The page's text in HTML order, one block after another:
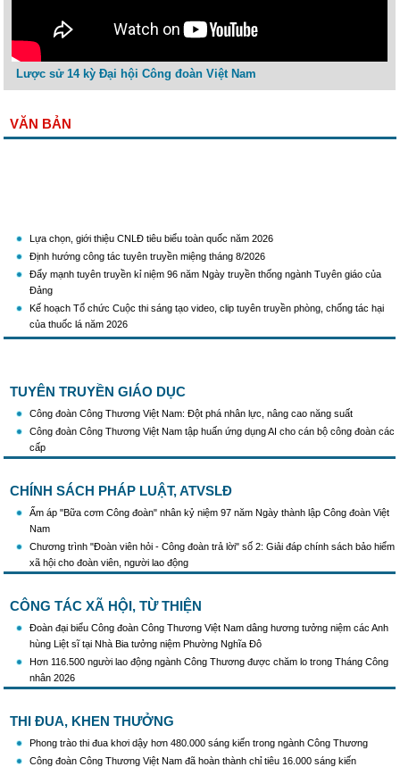
Lược sử 14 kỳ Đại hội Công đoàn Việt Nam
VĂN BẢN
Lựa chọn, giới thiệu CNLĐ tiêu biểu toàn quốc năm 2026
Định hướng công tác tuyên truyền miệng tháng 8/2026
Đẩy mạnh tuyên truyền kỉ niệm 96 năm Ngày truyền thống ngành Tuyên giáo của
Đảng
Kế hoạch Tổ chức Cuộc thi sáng tạo video, clip tuyên truyền phòng, chống tác hại
của thuốc lá năm 2026
KH Triển khai Ch/tr hành động của CĐCTVN thực hiện Chỉ thị số 58/CT-TW ngày
tình hình mới"
Triển khai thực hiện Hướng dẫn số 28/HD-BTGDVTW về xác định, lựa chọn ngày
truyền thống, ngày thành lập, ngày tái lập sau sắp xếp tổ chức bộ máy của hệ thống
chính trị
Triển khai truyền thông "Chiến dịch 500 ngày đêm đẩy mạnh thực hiện tìm kiếm, quy
Hướng dẫn tuyên truyền kỷ niệm 97 năm Ngày thành lập Công đoàn Việt Nam
Khẩu hiệu tuyên truyền trong nhiệm kỳ Đại hội XIV của Đảng
công tác phòng, chống buôn lậu, vận chuyển, sản xuất, mua bán, tàng trữ, sử dụng
trái phép thuốc lá trong tình hình mới
TUYÊN TRUYỀN GIÁO DỤC
Công đoàn Công Thương Việt Nam: Đột phá nhân lực, nâng cao năng suất
Công đoàn Công Thương Việt Nam tập huấn ứng dụng AI cho cán bộ công đoàn các
cấp
CHÍNH SÁCH PHÁP LUẬT, ATVSLĐ
Ấm áp "Bữa cơm Công đoàn" nhân kỷ niệm 97 năm Ngày thành lập Công đoàn Việt
Nam
Chương trình "Đoàn viên hỏi - Công đoàn trả lời" số 2: Giải đáp chính sách bảo hiểm
xã hội cho đoàn viên, người lao động
CÔNG TÁC XÃ HỘI, TỪ THIỆN
Đoàn đại biểu Công đoàn Công Thương Việt Nam dâng hương tưởng niệm các Anh
hùng Liệt sĩ tại Nhà Bia tưởng niệm Phường Nghĩa Đô
Hơn 116.500 người lao động ngành Công Thương được chăm lo trong Tháng Công
nhân 2026
THI ĐUA, KHEN THƯỞNG
Phong trào thi đua khơi dậy hơn 480.000 sáng kiến trong ngành Công Thương
Công đoàn Công Thương Việt Nam đã hoàn thành chỉ tiêu 16.000 sáng kiến